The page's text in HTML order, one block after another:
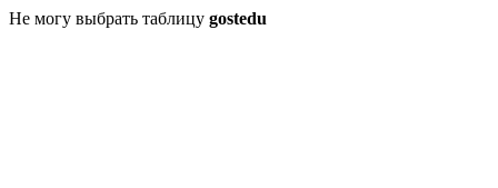
Не могу выбрать таблицу gostedu